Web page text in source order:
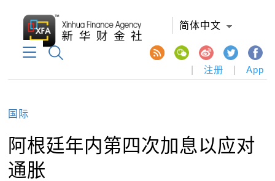
简体中文
注册 App
国际
阿根廷年内第四次加息以应对
通胀